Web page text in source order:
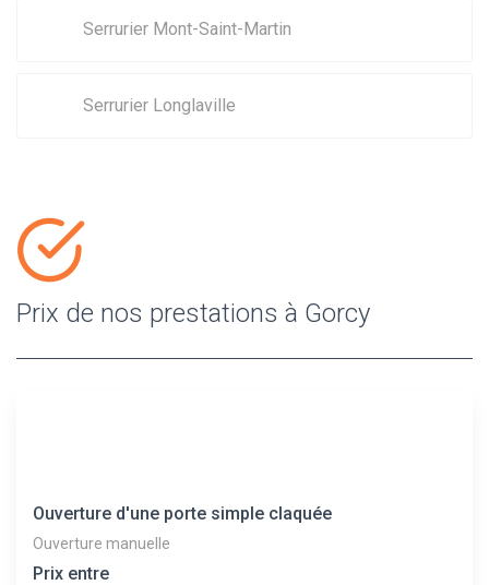
Serrurier Mont-Saint-Martin
Serrurier Longlaville
Prix de nos prestations à Gorcy
Ouverture d'une porte simple claquée
Ouverture manuelle
Prix entre